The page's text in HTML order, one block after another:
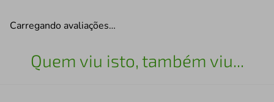
Carregando avaliações…
Quem viu isto, também viu...